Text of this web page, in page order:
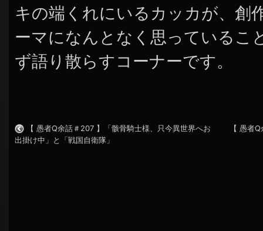
キの端くれにいるカッカが、創
ーマになんとなく思っているこ
ず語り散らすコーナーです。
【 愚者Q余話＃207 】「骸骨騎士様、只今異世界へお
出掛け中」と「戦国自衛隊」
【 愚者